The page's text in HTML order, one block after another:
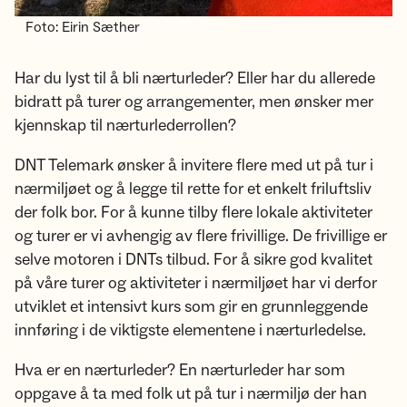
Foto: Eirin Sæther
Har du lyst til å bli nærturleder? Eller har du allerede
bidratt på turer og arrangementer, men ønsker mer
kjennskap til nærturlederrollen?
DNT Telemark ønsker å invitere flere med ut på tur i
nærmiljøet og å legge til rette for et enkelt friluftsliv
der folk bor. For å kunne tilby flere lokale aktiviteter
og turer er vi avhengig av flere frivillige. De frivillige er
selve motoren i DNTs tilbud. For å sikre god kvalitet
på våre turer og aktiviteter i nærmiljøet har vi derfor
utviklet et intensivt kurs som gir en grunnleggende
innføring i de viktigste elementene i nærturledelse.
Hva er en nærturleder? En nærturleder har som
oppgave å ta med folk ut på tur i nærmiljø der han